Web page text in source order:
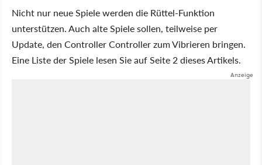
Nicht nur neue Spiele werden die Rüttel-Funktion
unterstützen. Auch alte Spiele sollen, teilweise per
Update, den Controller Controller zum Vibrieren bringen.
Eine Liste der Spiele lesen Sie auf Seite 2 dieses Artikels.